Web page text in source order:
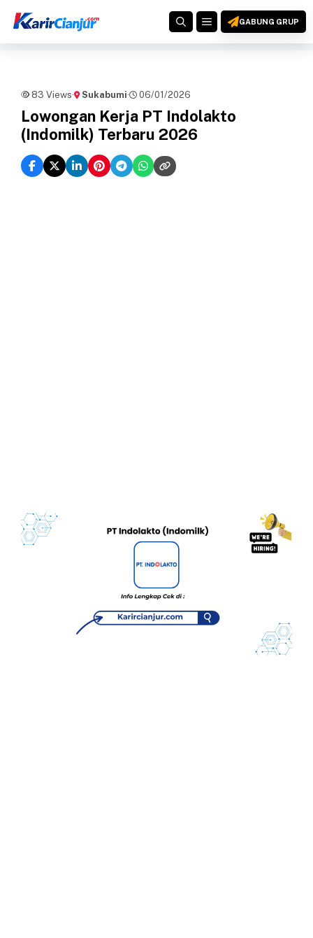
MENUGABUNG GRUP
83 Views· Sukabumi· 06/01/2026
Lowongan Kerja PT Indolakto
(Indomilk) Terbaru 2026